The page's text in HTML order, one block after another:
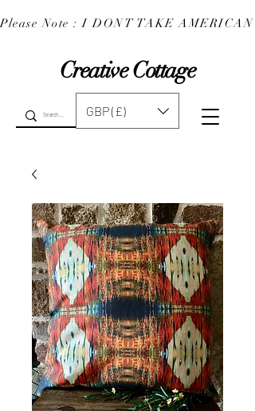
Creative Cottage
Please Note : I DONT TAKE
GBP (£)